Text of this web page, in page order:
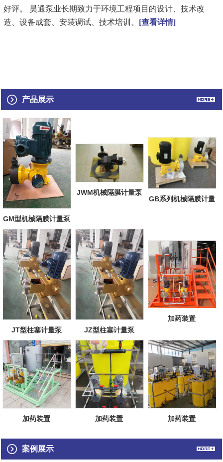
好评。 昊通泵业长期致力于环境工程项目的设计、技术改
造、设备成套、安装调试、技术培训。 [查看详情]
产品展示
GM型机械隔膜计量泵
JWM机械隔膜计量泵
GB系列机械隔膜计量
JT型柱塞计量泵 JZ型柱塞计量泵
加药装置
加药装置 加药装置 加药装置
案例展示